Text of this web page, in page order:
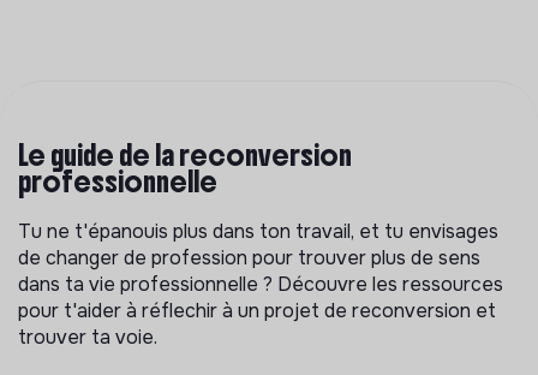
Le guide de la reconversion
professionnelle
Tu ne t'épanouis plus dans ton travail, et tu envisages
de changer de profession pour trouver plus de sens
dans ta vie professionnelle ? Découvre les ressources
pour t'aider à réflechir à un projet de reconversion et
trouver ta voie.